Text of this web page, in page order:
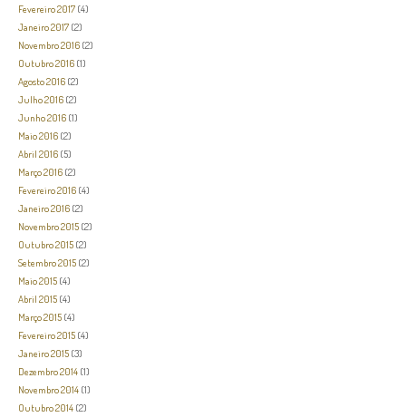
Fevereiro 2017 (4)
Janeiro 2017 (2)
Novembro 2016 (2)
Outubro 2016 (1)
Agosto 2016 (2)
Julho 2016 (2)
Junho 2016 (1)
Maio 2016 (2)
Abril 2016 (5)
Março 2016 (2)
Fevereiro 2016 (4)
Janeiro 2016 (2)
Novembro 2015 (2)
Outubro 2015 (2)
Setembro 2015 (2)
Maio 2015 (4)
Abril 2015 (4)
Março 2015 (4)
Fevereiro 2015 (4)
Janeiro 2015 (3)
Dezembro 2014 (1)
Novembro 2014 (1)
Outubro 2014 (2)